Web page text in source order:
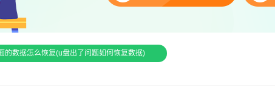
的数据怎么恢复(u盘出了问题如何恢复数据)